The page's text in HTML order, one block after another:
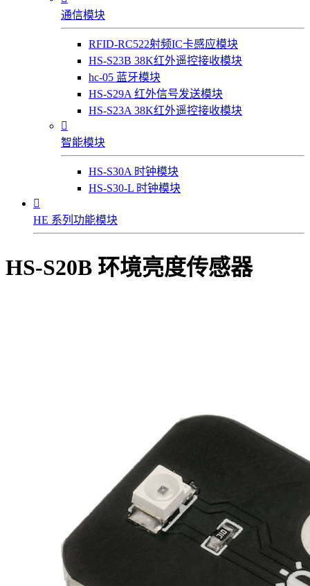
通信模块
RFID-RC522射频IC卡感应模块
HS-S23B 38K红外遥控接收模块
hc-05 蓝牙模块
HS-S29A 红外信号发送模块
HS-S23A 38K红外遥控接收模块

智能模块
HS-S30A 时钟模块
HS-S30-L 时钟模块

HE 系列功能模块
HS-S20B 环境亮度传感器